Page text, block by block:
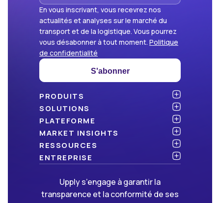
En vous inscrivant, vous recevrez nos
actualités et analyses sur le marché du
transport et de la logistique. Vous pourrez
vous désabonner à tout moment. Politique
de confidentialité
S'abonner
PRODUITS
Atlas
NOUVEAU
Benchmark
Dashboard
Data Hub
NOUVEAU
Freight Management
Market Insights
SOLUTIONS
Chargeurs
Cabinets de conseil
Transporteurs et commissionnaires
PLATEFORME
API & intégration
Sécurité
Open data
MARKET INSIGHTS
Articles
Livres blancs
RESSOURCES
Blog
Événements & webinaires
Méthodologies
ENTREPRISE
Nous rejoindre
ON RECRUTE !
Partenaires
Upply s’engage à garantir la
transparence et la conformité de ses